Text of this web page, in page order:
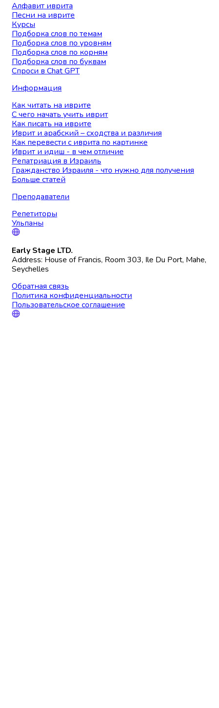
Алфавит иврита
Песни на иврите
Курсы
Подборка слов по темам
Подборка слов по уровням
Подборка слов по корням
Подборка слов по буквам
Спроси в Chat GPT
Информация
Как читать на иврите
С чего начать учить иврит
Как писать на иврите
Иврит и арабский – сходства и различия
Как перевести с иврита по картинке
Иврит и идиш - в чем отличие
Репатриация в Израиль
Гражданство Израиля - что нужно для получения
Больше статей
Преподаватели
Репетиторы
Ульпаны
Early Stage LTD.
Address: House of Francis, Room 303, Ile Du Port, Mahe,
Seychelles
Обратная связь
Политика конфиденциальности
Пользовательское соглашение